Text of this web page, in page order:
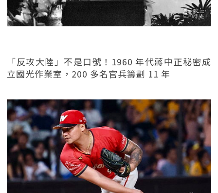
「反攻大陸」不是口號！1960 年代蔣中正秘密成
立國光作業室，200 多名官兵籌劃 11 年